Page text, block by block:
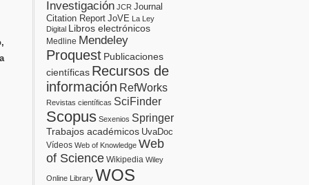
Investigación JCR Journal
Citation Report JoVE La Ley
Digital Libros electrónicos
Medline Mendeley
Proquest Publicaciones
científicas Recursos de
información RefWorks
Revistas científicas SciFinder
Scopus Sexenios Springer
Trabajos académicos UvaDoc
Vídeos Web of Knowledge Web
of Science Wikipedia Wiley
Online Library WOS